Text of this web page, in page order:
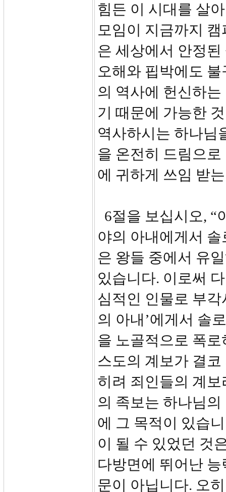
힘든 이 시대를 살
모임이 지금까지
은 세상에서 안정
오해와 핍박에도
의 역사에 헌신하
기 때문에 가능한
역사하시는 하나님
을 온전히 드림으
에 귀하게 쓰임 받
6절을 보십시오, “
야의 아내에게서
은 왕들 중에서 유
있습니다. 이로써
심적인 인물로 부
의 아내’에게서 솔
을 노골적으로 폭
스도의 계보가 결
히려 죄인들의 계
의 족보는 하나님
에 그 목적이 있습
이 될 수 있었던 것
다방면에 뛰어난
문이 아닙니다. 오